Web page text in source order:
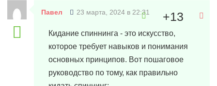
Павел 23 марта, 2024 в 22:31
Кидание спиннинга - это искусство,
которое требует навыков и понимания
основных принципов. Вот пошаговое
руководство по тому, как правильно
+13